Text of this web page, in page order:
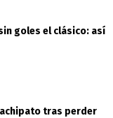
goles el clásico: así
tras perder